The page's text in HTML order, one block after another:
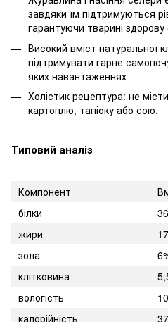
завдяки їм підтримуються
гарантуючи тварині
Високий вміст натуральної
підтримувати гарне
яких навантаженнях
Холістик рецептура: не
картоплю, тапіоку або сою.
Типовий аналіз
Компонент
білки
жири
зола
клітковина
вологість
калорійність